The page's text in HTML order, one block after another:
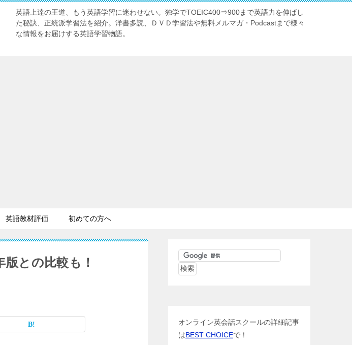
英語上達の王道、もう英語学習に迷わせない。独学でTOEIC400⇒900まで英語力を伸ばし
た秘訣、正統派学習法を紹介。洋書多読、ＤＶＤ学習法や無料メルマガ・Podcastまで様々
な情報をお届けする英語学習物語。
英語教材評価 初めての方へ
との比較も！
オンライン英会話スクールの詳細記事
はBEST CHOICEで！